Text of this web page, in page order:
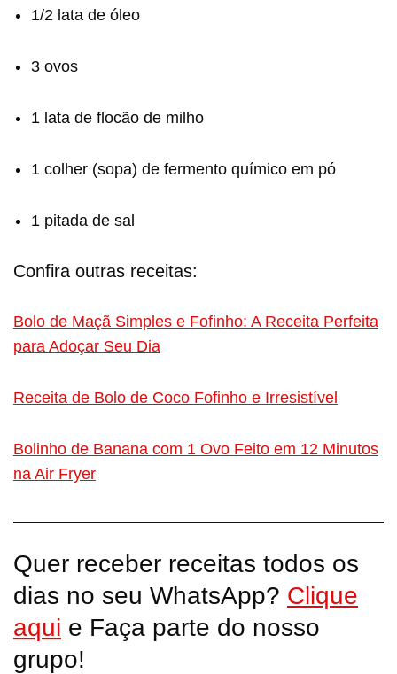
1/2 lata de óleo
3 ovos
1 lata de flocão de milho
1 colher (sopa) de fermento químico em pó
1 pitada de sal
Confira outras receitas:
Bolo de Maçã Simples e Fofinho: A Receita Perfeita
para Adoçar Seu Dia
Receita de Bolo de Coco Fofinho e Irresistível
Bolinho de Banana com 1 Ovo Feito em 12 Minutos
na Air Fryer
Quer receber receitas todos os
dias no seu WhatsApp? Clique
aqui e Faça parte do nosso
grupo!